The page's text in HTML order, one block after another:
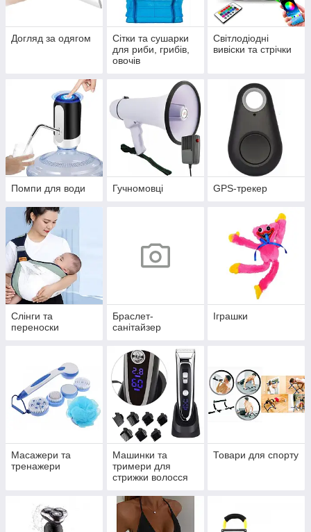
Догляд за одягом
Сітки та сушарки
для риби, грибів,
овочів
Світлодіодні
вивіски та стрічки
Помпи для води Гучномовці GPS-трекер
Слінги та
переноски
Браслет-
санітайзер
Іграшки
Масажери та
тренажери
Машинки та
тримери для
стрижки волосся
Товари для спорту